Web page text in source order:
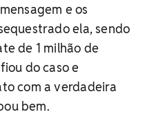
e os
ela, sendo
de 1 milhão de
do caso e
com a verdadeira
bem.